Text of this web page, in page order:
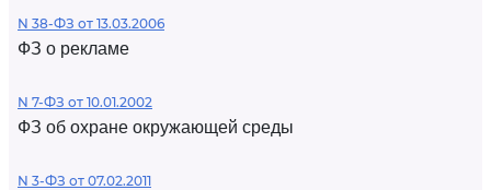
N 38-ФЗ от 13.03.2006
ФЗ о рекламе
N 7-ФЗ от 10.01.2002
ФЗ об охране окружающей среды
N 3-ФЗ от 07.02.2011